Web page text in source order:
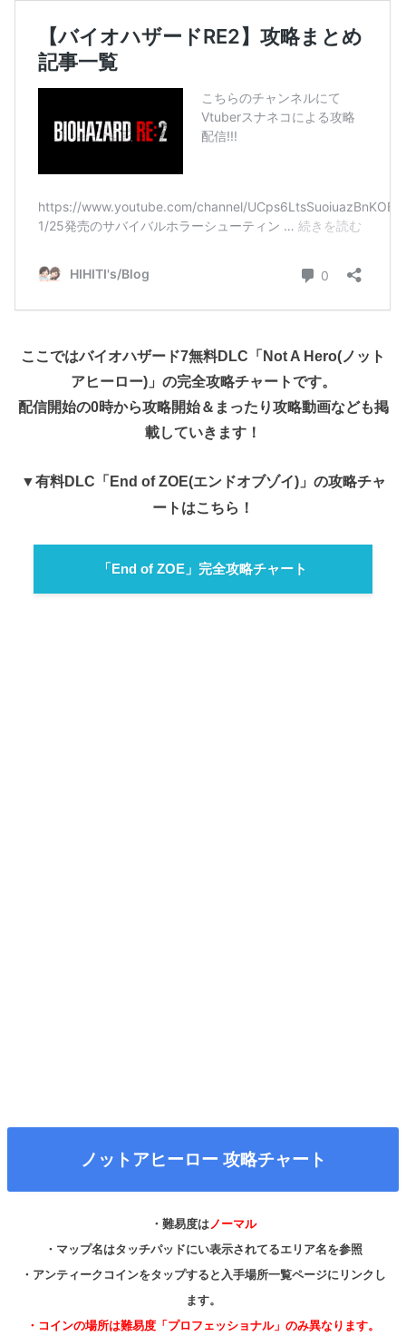
ここではバイオハザード7無料DLC「Not A Hero(ノット
アヒーロー)」の完全攻略チャートです。
配信開始の0時から攻略開始＆まったり攻略動画なども掲
載していきます！
▼有料DLC「End of ZOE(エンドオブゾイ)」の攻略チャ
ートはこちら！
「End of ZOE」完全攻略チャート
ノットアヒーロー 攻略チャート
・難易度はノーマル
・マップ名はタッチパッドにい表示されてるエリア名を参照
・アンティークコインをタップすると入手場所一覧ページにリンクし
ます。
・コインの場所は難易度「プロフェッショナル」のみ異なります。